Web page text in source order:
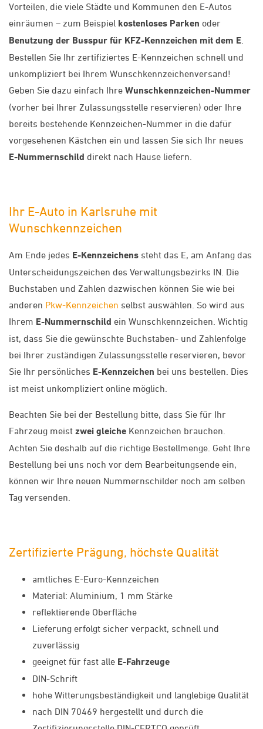
Vorteilen, die viele Städte und Kommunen den E-Autos
einräumen – zum Beispiel kostenloses Parken oder
Benutzung der Busspur für KFZ-Kennzeichen mit dem E
Bestellen Sie Ihr zertifiziertes E-Kennzeichen schnell und
unkompliziert bei Ihrem Wunschkennzeichenversand!
Geben Sie dazu einfach Ihre Wunschkennzeichen-Nummer
(vorher bei Ihrer Zulassungsstelle reservieren) oder Ihre
bereits bestehende Kennzeichen-Nummer in die dafür
vorgesehenen Kästchen ein und lassen Sie sich Ihr neues
E-Nummernschild direkt nach Hause liefern.
Ihr E-Auto in Karlsruhe mit
Wunschkennzeichen
Am Ende jedes E-Kennzeichens steht das E, am Anfang das
Unterscheidungszeichen des Verwaltungsbezirks IN. Die
Buchstaben und Zahlen dazwischen können Sie wie bei
anderen Pkw-Kennzeichen selbst auswählen. So wird aus
Ihrem E-Nummernschild ein Wunschkennzeichen. Wichtig
ist, dass Sie die gewünschte Buchstaben- und Zahlenfolge
bei Ihrer zuständigen Zulassungsstelle reservieren, bevor
Sie Ihr persönliches E-Kennzeichen bei uns bestellen. Dies
ist meist unkompliziert online möglich.
Beachten Sie bei der Bestellung bitte, dass Sie für Ihr
Fahrzeug meist zwei gleiche Kennzeichen brauchen.
Achten Sie deshalb auf die richtige Bestellmenge. Geht Ihre
Bestellung bei uns noch vor dem Bearbeitungsende ein,
können wir Ihre neuen Nummernschilder noch am selben
Tag versenden.
Zertifizierte Prägung, höchste Qualität
amtliches E-Euro-Kennzeichen
Material: Aluminium, 1 mm Stärke
reflektierende Oberfläche
Lieferung erfolgt sicher verpackt, schnell und
zuverlässig
geeignet für fast alle E-Fahrzeuge
DIN-Schrift
hohe Witterungsbeständigkeit und langlebige Qualität
nach DIN 70469 hergestellt und durch die